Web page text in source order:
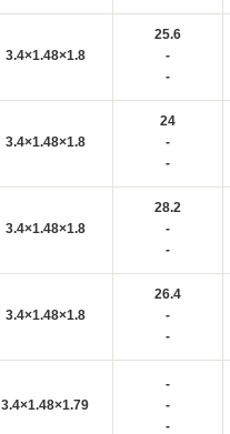
3.4×1.48×1.8
25.6
-
-
3.4×1.48×1.8
24
-
-
3.4×1.48×1.8
28.2
-
-
3.4×1.48×1.8
26.4
-
-
3.4×1.48×1.79
-
-
-